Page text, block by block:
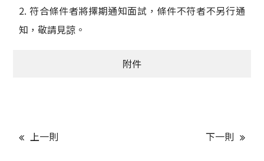
2. 符合條件者將擇期通知面試，條件不符者不另行通
知，敬請見諒。
附件
上一則 下一則